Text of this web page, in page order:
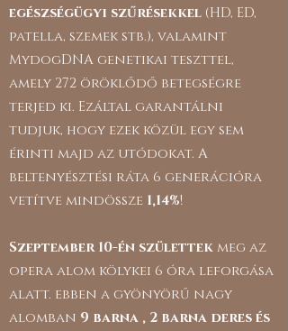
egészségügyi szűrésekkel (HD, ED,
patella, szemek stb.), valamint
MydogDNA genetikai teszttel,
amely 272 öröklődő betegségre
terjed ki. Ezáltal garantálni
tudjuk, hogy ezek közül egy sem
érinti majd az utódokat. A
beltenyésztési ráta 6 generációra
vetítve mindössze 1,14%!
Szeptember 10-én születtekmeg az
opera alom kölykei 6 óra leforgása
alatt. ebben a gyönyörű nagy
alomban 9 barna , 2 barna deres és